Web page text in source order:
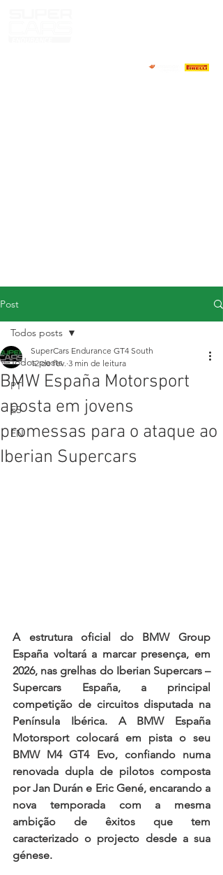
Post
Todos posts
PT
ES
EN
Todos posts
BMW España Motorsport
aposta em jovens
promessas para o ataque ao
Iberian Supercars
SuperCars Endurance GT4 South
12 de fev. 3 min de leitura
A estrutura oficial do BMW Group
España voltará a marcar presença, em
2026, nas grelhas do Iberian Supercars –
Supercars España, a principal
competição de circuitos disputada na
Península Ibérica. A BMW España
Motorsport colocará em pista o seu
BMW M4 GT4 Evo, confiando numa
renovada dupla de pilotos composta
por Jan Durán e Eric Gené, encarando a
nova temporada com a mesma
ambição de êxitos que tem
caracterizado o projecto desde a sua
génese.